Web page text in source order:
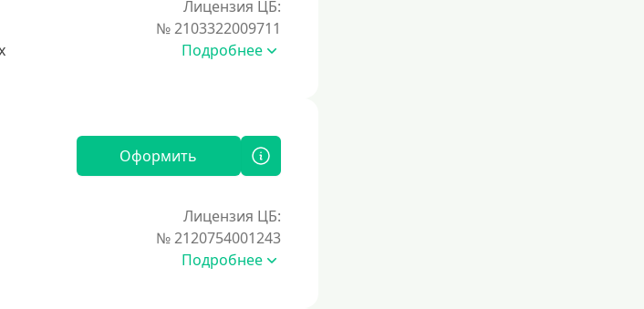
Лицензия ЦБ:
№ 2103322009711
Подробнее
Оформить
Лицензия ЦБ:
№ 2120754001243
Подробнее